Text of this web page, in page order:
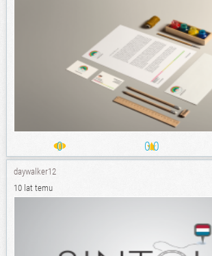
0 0.0
daywalker12
10 lat temu